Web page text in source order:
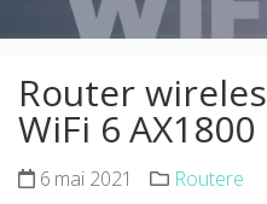
Router
WiFi 6 AX1800
6 mai 2021 Routere